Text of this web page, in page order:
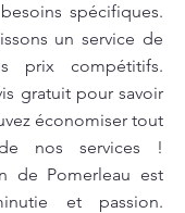
spécifiques.
un service de
prix compétitifs.
gratuit pour savoir
économiser tout
nos services !
de Pomerleau est
et passion.